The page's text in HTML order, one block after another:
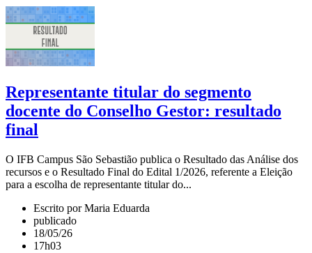
Representante titular do segmento
docente do Conselho Gestor: resultado
final
O IFB Campus São Sebastião publica o Resultado das Análise dos
recursos e o Resultado Final do Edital 1/2026, referente a Eleição
para a escolha de representante titular do...
Escrito por Maria Eduarda
publicado
18/05/26
17h03